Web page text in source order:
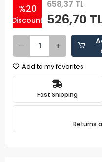
%20
Discount
658,37 TL
526,70
Add to my favorites
Fast Shipping
Returns